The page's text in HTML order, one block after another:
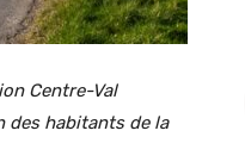
Centre-Val
des habitants de la